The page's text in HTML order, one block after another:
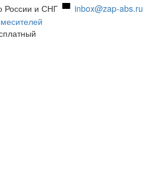
России и СНГ inbox@zap-abs.ru